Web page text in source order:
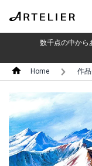
数千点の中から
Home 作